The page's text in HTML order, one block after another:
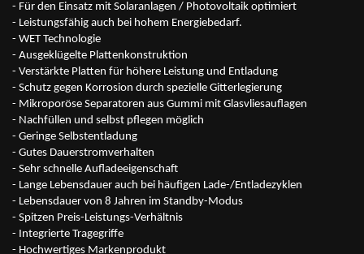
- Für den Einsatz mit Solaranlagen / Photovoltaik optimiert
- Leistungsfähig auch bei hohem Energiebedarf.
- WET Technologie
- Ausgeklügelte Plattenkonstruktion
- Verstärkte Platten für höhere Leistung und Entladung
- Schutz gegen Korrosion durch spezielle Gitterlegierung
- Mikroporöse Separatoren aus Gummi mit Glasvliesauflagen
- Nachfüllen und selbst pflegen möglich
- Geringe Selbstentladung
- Gutes Dauerstromverhalten
- Sehr schnelle Aufladeeigenschaft
- Lange Lebensdauer auch bei häufigen Lade-/Entladezyklen
- Lebensdauer von 8 Jahren im Standby-Modus
- Spitzen Preis-Leistungs-Verhältnis
- Integrierte Tragegriffe
- Hochwertiges Markenprodukt